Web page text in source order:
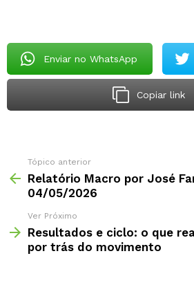
Enviar no WhatsApp
Copiar link
Tópico anterior
Relatório Macro por José
04/05/2026
Ver Próximo
Resultados e ciclo: o que
por trás do movimento